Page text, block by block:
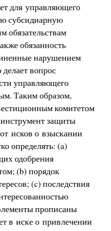
для управляющего
субсидиарную
обязательствам
обязанность
нарушением
вопрос
управляющего
Таким образом,
комитетом
защиты
исков о взыскании
определять: (a)
одобрения
(b) порядок
(c) последствия
прописаны
в иске о привлечении